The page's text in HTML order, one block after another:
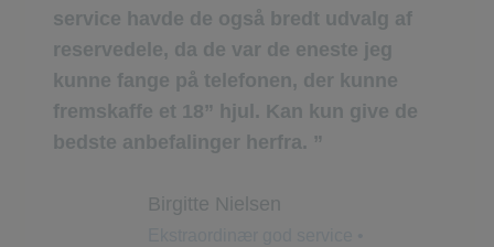
service havde de også bredt udvalg af
reservedele, da de var de eneste jeg
kunne fange på telefonen, der kunne
fremskaffe et 18” hjul. Kan kun give de
bedste anbefalinger herfra.
Birgitte Nielsen